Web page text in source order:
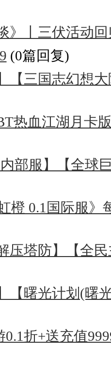
》丨三伏活动
(0篇回复)
【三国志幻想
热血江湖月卡
内部服】【全球
橙 0.1国际服
压塔防】【全
【曙光计划(曙
0.1折+送充值